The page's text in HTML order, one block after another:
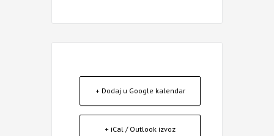
+ Dodaj u Google kalendar
+ iCal / Outlook izvoz